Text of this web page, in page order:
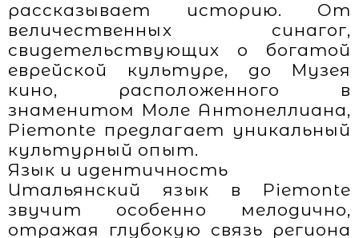
рассказывает историю. От
величественных синагог,
свидетельствующих о богатой
еврейской культуре, до Музея
кино, расположенного в
знаменитом Моле Антонеллиана,
Piemonte предлагает уникальный
культурный опыт.
Язык и идентичность
Итальянский язык в Piemonte
звучит особенно мелодично,
отражая глубокую связь региона